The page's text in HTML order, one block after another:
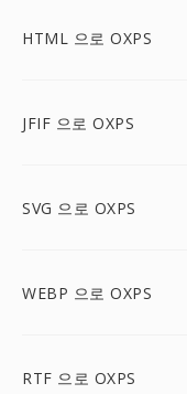
HTML 으로 OXPS
JFIF 으로 OXPS
SVG 으로 OXPS
WEBP 으로 OXPS
RTF 으로 OXPS